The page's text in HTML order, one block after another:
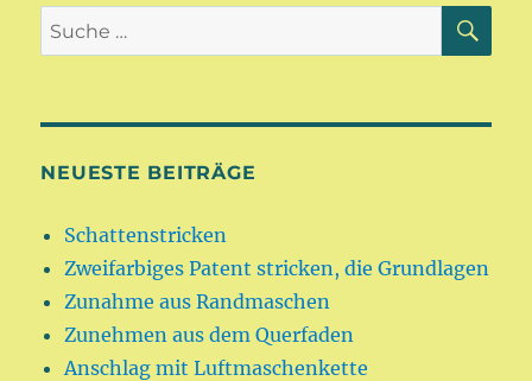
Suche
nach:
NEUESTE BEITRÄGE
Schattenstricken
Zweifarbiges Patent stricken, die Grundlagen
Zunahme aus Randmaschen
Zunehmen aus dem Querfaden
Anschlag mit Luftmaschenkette